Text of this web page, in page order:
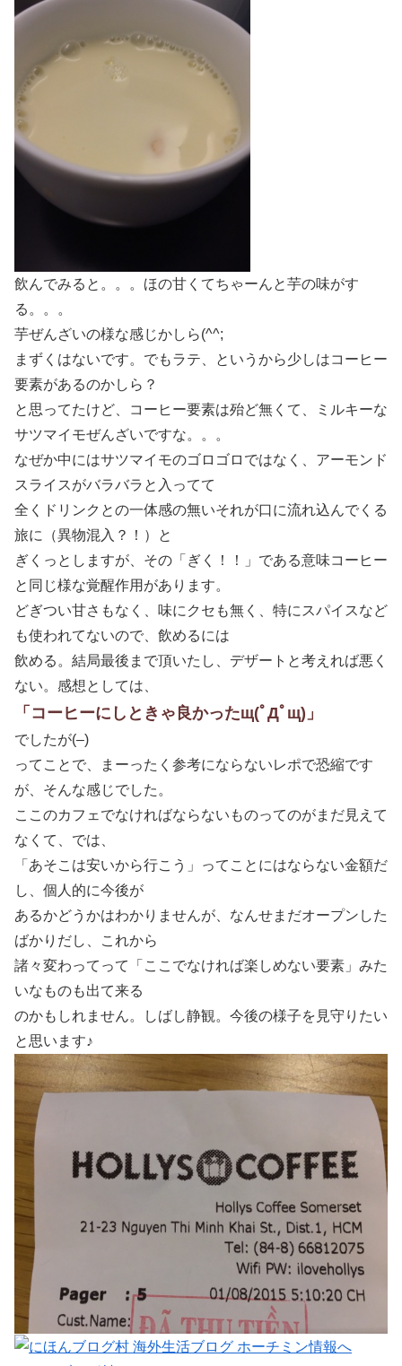
飲んでみると。。。ほの甘くてちゃーんと芋の味がす
る。。。
芋ぜんざいの様な感じかしら(^^;
まずくはないです。でもラテ、というから少しはコーヒー
要素があるのかしら？
と思ってたけど、コーヒー要素は殆ど無くて、ミルキーな
サツマイモぜんざいですな。。。
なぜか中にはサツマイモのゴロゴロではなく、アーモンド
スライスがバラバラと入ってて
全くドリンクとの一体感の無いそれが口に流れ込んでくる
旅に（異物混入？！）と
ぎくっとしますが、その「ぎく！！」である意味コーヒー
と同じ様な覚醒作用があります。
どぎつい甘さもなく、味にクセも無く、特にスパイスなど
も使われてないので、飲めるには
飲める。結局最後まで頂いたし、デザートと考えれば悪く
ない。感想としては、
「コーヒーにしときゃ良かったщ(ﾟДﾟщ)」
でしたが(–)
ってことで、まーったく参考にならないレポで恐縮です
が、そんな感じでした。
ここのカフェでなければならないものってのがまだ見えて
なくて、では、
「あそこは安いから行こう」ってことにはならない金額だ
し、個人的に今後が
あるかどうかはわかりませんが、なんせまだオープンした
ばかりだし、これから
諸々変わってって「ここでなければ楽しめない要素」みた
いなものも出て来る
のかもしれません。しばし静観。今後の様子を見守りたい
と思います♪